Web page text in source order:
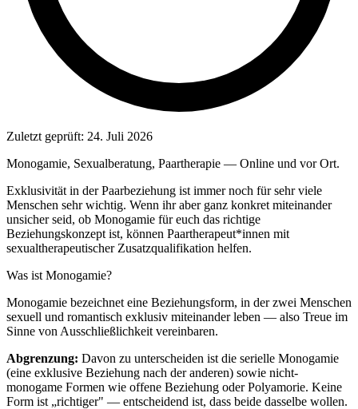
Zuletzt geprüft: 24. Juli 2026
Monogamie, Sexualberatung, Paartherapie — Online und vor Ort.
Exklusivität in der Paarbeziehung ist immer noch für sehr viele
Menschen sehr wichtig. Wenn ihr aber ganz konkret miteinander
unsicher seid, ob Monogamie für euch das richtige
Beziehungskonzept ist, können Paartherapeut*innen mit
sexualtherapeutischer Zusatzqualifikation helfen.
Was ist Monogamie?
Monogamie bezeichnet eine Beziehungsform, in der zwei Menschen
sexuell und romantisch exklusiv miteinander leben — also Treue im
Sinne von Ausschließlichkeit vereinbaren.
Abgrenzung: Davon zu unterscheiden ist die serielle Monogamie
(eine exklusive Beziehung nach der anderen) sowie nicht-
monogame Formen wie offene Beziehung oder Polyamorie. Keine
Form ist „richtiger" — entscheidend ist, dass beide dasselbe wollen.